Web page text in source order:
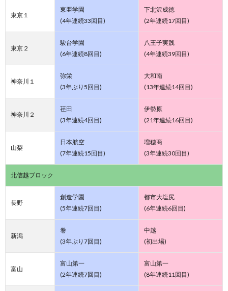
東京１
東亜学園
(4年連続33回目)
下北沢成徳
(2年連続17回目)
東京２
駿台学園
(6年連続8回目)
八王子実践
(4年連続39回目)
神奈川１
弥栄
(3年ぶり5回目)
大和南
(13年連続14回目)
神奈川２
荏田
(3年連続4回目)
伊勢原
(21年連続16回目)
山梨
日本航空
(7年連続15回目)
増穂商
(3年連続30回目)
北信越ブロック
長野
創造学園
(5年連続7回目)
都市大塩尻
(6年連続6回目)
新潟
巻
(3年ぶり7回目)
中越
(初出場)
富山
富山第一
(2年連続7回目)
富山第一
(8年連続11回目)